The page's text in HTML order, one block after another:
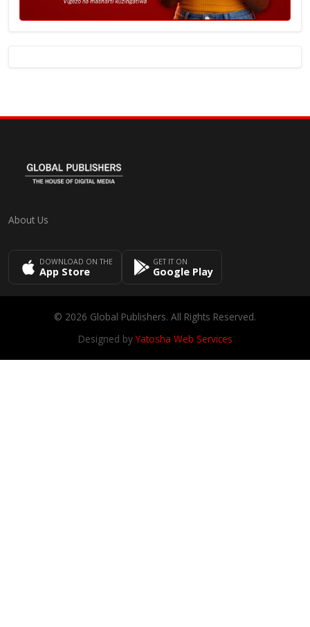
About Us
DOWNLOAD ON THE
App Store
GET IT ON
Google Play
© 2026 Global Publishers. All Rights Reserved.
Designed byYatosha Web Services